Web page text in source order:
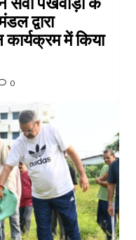
द्वारा
में किया
0